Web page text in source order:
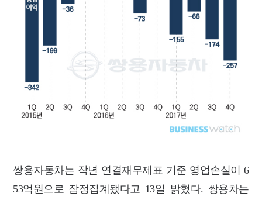
쌍용자동차는 작년 연결재무제표 기준 영업손실이 6
53억원으로 잠정집계됐다고 13일 밝혔다. 쌍용차는